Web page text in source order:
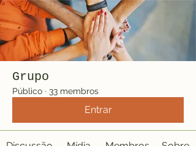
Grupo
Público · 33 membros
Entrar